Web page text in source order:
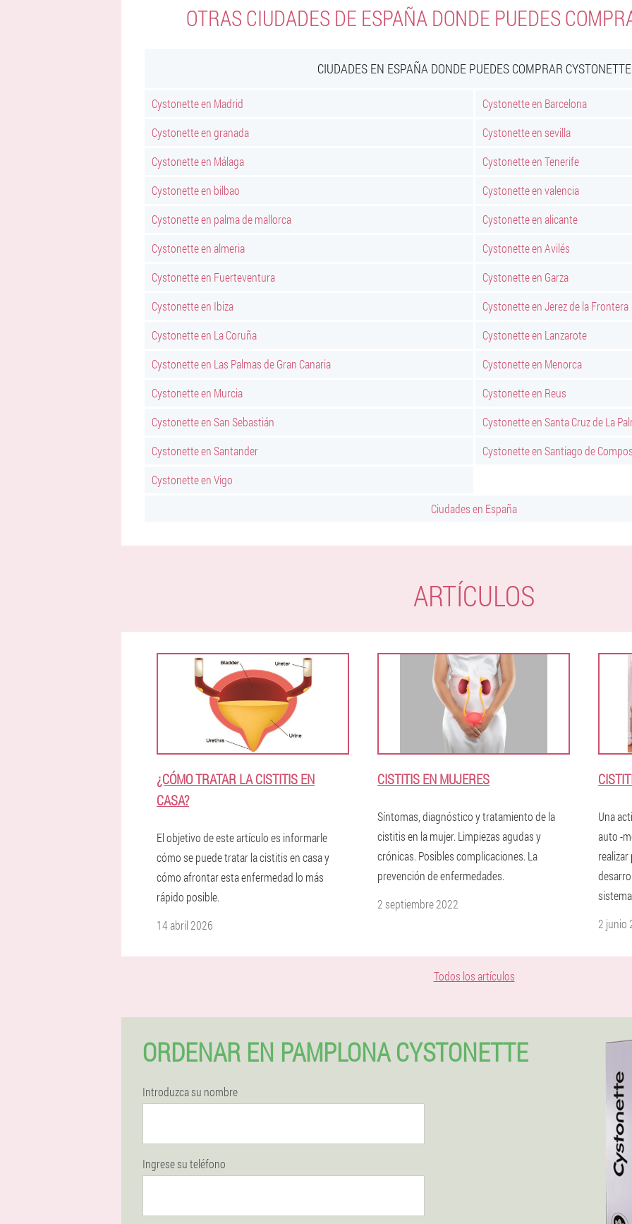
OTRAS CIUDADES DE ESPAÑA DONDE PUEDES
CIUDADES EN ESPAÑA DONDE PUEDES COMPRAR CYSTONETTE
Cystonette en Madrid
Cystonette en Barcelona
Cystonette en granada
Cystonette en sevilla
Cystonette en Málaga
Cystonette en Tenerife
Cystonette en bilbao
Cystonette en valencia
Cystonette en palma de mallorca
Cystonette en alicante
Cystonette en almeria
Cystonette en Avilés
Cystonette en Fuerteventura
Cystonette en Garza
Cystonette en Ibiza
Cystonette en Jerez de la Frontera
Cystonette en La Coruña
Cystonette en Lanzarote
Cystonette en Las Palmas de Gran Canaria
Cystonette en Menorca
Cystonette en Murcia
Cystonette en Reus
Cystonette en San Sebastián
Cystonette en Santa Cruz de La
Cystonette en Santander
Cystonette en Santiago de
Cystonette en Vigo
Ciudades en España
ARTÍCULOS
¿CÓMO TRATAR LA CISTITIS EN
CASA?
El objetivo de este artículo es informarle
cómo se puede tratar la cistitis en casa y
cómo afrontar esta enfermedad lo más
rápido posible.
14 abril 2026
CISTITIS EN MUJERES
Síntomas, diagnóstico y tratamiento de la
cistitis en la mujer. Limpiezas agudas y
crónicas. Posibles complicaciones. La
prevención de enfermedades.
2 septiembre 2022
Una
auto -
2 junio
Todos los artículos
ORDENAR EN PAMPLONA CYSTONETTE
Introduzca su nombre
Ingrese su teléfono